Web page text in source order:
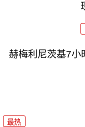
赫梅利尼茨基7小
最热